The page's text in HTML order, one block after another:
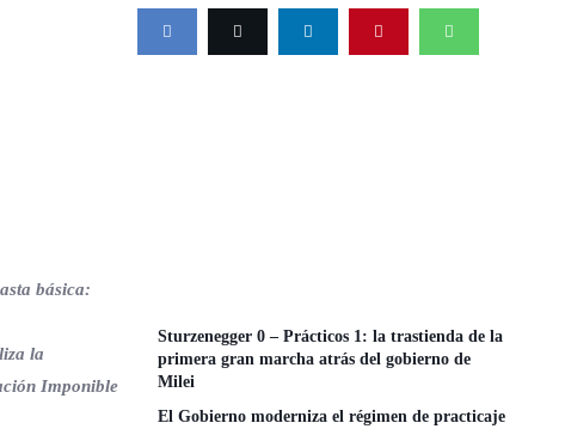
básica:
la
Imponible
Sturzenegger 0 – Prácticos 1: la trastienda de la
primera gran marcha atrás del gobierno de
Milei
El Gobierno moderniza el régimen de practicaje